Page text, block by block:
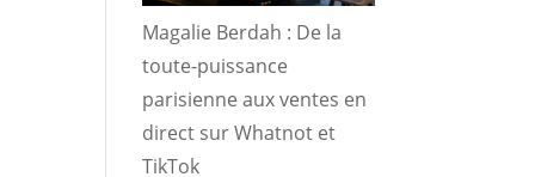
Magalie Berdah : De la
toute-puissance
parisienne aux ventes en
direct sur Whatnot et
TikTok